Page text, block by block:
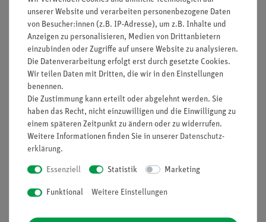
Durchgangsprüfung und Diodentest
Minimal-, Maximal- und Messwerthaltefunktion
Automatische und manuelle Bereichswahl
Abschaltautomatik
Sicherheit: EN 61010-1; CAT III 600 V/CAT II 1000 V
Zubehör: Tasche, Prüfleitungen, Typ-K-
Thermodrahtfühler, Temp.-Adapter, Batterie und
Bedienungsanleitung
Abmessungen (BxHxT): 70 x 150 x 48 mm
Gewicht: 260 g
unserer Website und verarbeiten personenbezogene Daten
von Besucher:innen (z.B. IP-Adresse), um z.B. Inhalte und
Anzeigen zu personalisieren, Medien von Drittanbietern
einzubinden oder Zugriffe auf unsere Website zu analysieren.
Die Datenverarbeitung erfolgt erst durch gesetzte Cookies.
Wir teilen Daten mit Dritten, die wir in den Einstellungen
benennen.
Die Zustimmung kann erteilt oder abgelehnt werden. Sie
haben das Recht, nicht einzuwilligen und die Einwilligung zu
einem späteren Zeitpunkt zu ändern oder zu widerrufen.
Weitere Informationen finden Sie in unserer Daten­schutz­
erklärung.
Essenziell Statistik Marketing
Funktional Weitere Einstellungen